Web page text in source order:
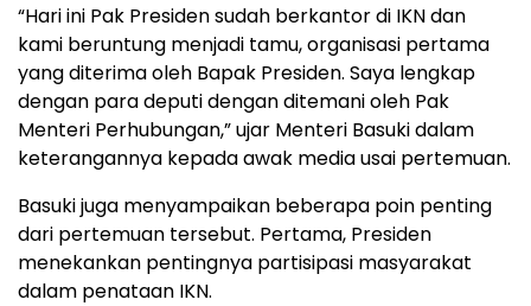
“Hari ini Pak Presiden sudah berkantor di IKN dan
kami beruntung menjadi tamu, organisasi pertama
yang diterima oleh Bapak Presiden. Saya lengkap
dengan para deputi dengan ditemani oleh Pak
Menteri Perhubungan,” ujar Menteri Basuki dalam
keterangannya kepada awak media usai pertemuan.
Basuki juga menyampaikan beberapa poin penting
dari pertemuan tersebut. Pertama, Presiden
menekankan pentingnya partisipasi masyarakat
dalam penataan IKN.